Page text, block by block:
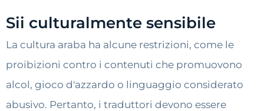
Sii culturalmente sensibile
La cultura araba ha alcune restrizioni, come le
proibizioni contro i contenuti che promuovono
alcol, gioco d'azzardo o linguaggio considerato
abusivo. Pertanto, i traduttori devono essere